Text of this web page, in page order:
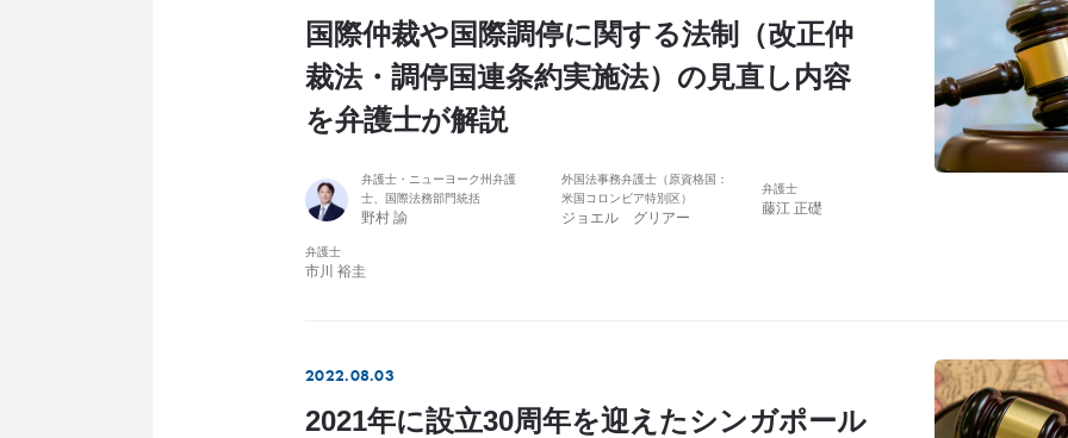
国際仲裁や国際調停に関する法制（改正仲
裁法・調停国連条約実施法）の見直し内容
を弁護士が解説
弁護士・ニューヨーク州弁護
士、国際法務部門統括
野村 諭
外国法事務弁護士（原資格国：
米国コロンビア特別区）
ジョエル グリアー
弁護士
藤江 正礎
弁護士
市川 裕圭
2022.08.03
2021年に設立30周年を迎えたシンガポール